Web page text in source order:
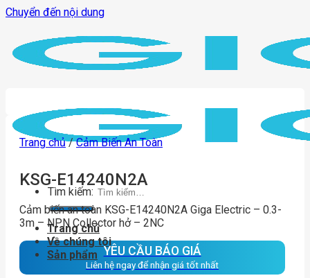
Chuyển đến nội dung
Tìm kiếm:
Trang chủ
Về chúng tôi
Sản phẩm
Trang chủ / Cảm Biến An Toàn
KSG-E14240N2A
Cảm biến an toàn KSG-E14240N2A Giga Electric – 0.3-
3m – NPN Collector hở – 2NC
YÊU CẦU BÁO GIÁ
Liên hệ ngay để nhận giá tốt nhất